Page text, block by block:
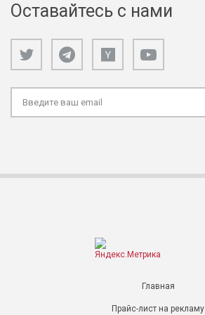
Оставайтесь с нами
Главная
Прайс-лист на рекламу